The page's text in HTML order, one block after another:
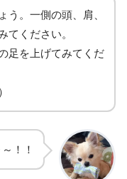
う。一側の頭、肩、
てください。
足を上げてみてくだ
！！